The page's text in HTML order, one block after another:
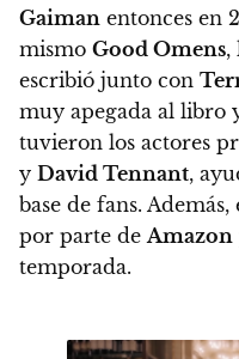
Gaiman entonces en
mismo Good Omens,
escribió junto con
muy apegada al libro
tuvieron los actores
y David Tennant,
base de fans.
por parte deAmazon
temporada.